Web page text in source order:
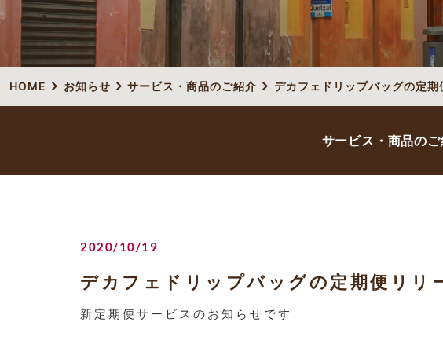
HOME お知らせ サービス・商品のご紹介 デカフェドリップバッグの定期
サービス・商品の
2020/10/19
デカフェドリップバッグの定期便リリ
新定期便サービスのお知らせです